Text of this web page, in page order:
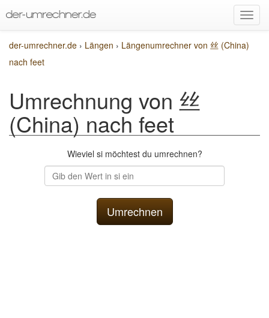
der-umrechner.de › Längen › Längenumrechner von 丝 (China)
nach feet
Umrechnung von 丝
(China) nach feet
Wieviel si möchtest du umrechnen?